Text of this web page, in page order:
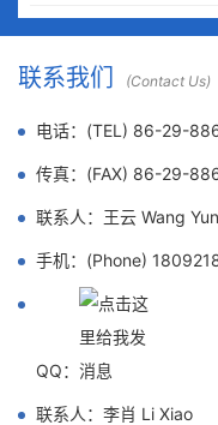
联系我们 (Contact Us)
电话：(TEL) 86-29-
传真：(FAX) 86-29-
联系人：王云 Wang Yun
手机：(Phone)
QQ：
联系人：李肖 Li Xiao